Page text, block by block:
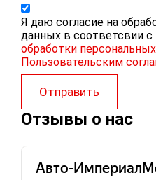
Я даю согласие на
данных в соответсвии с
обработки
Пользовательским
Отправить
Отзывы о нас